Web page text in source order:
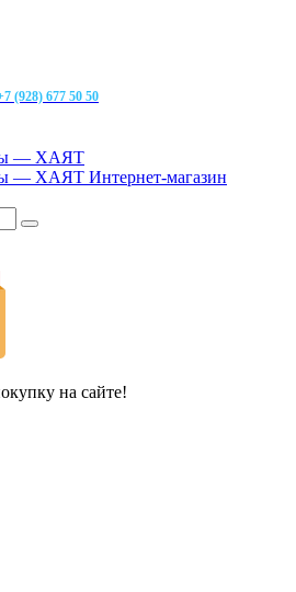
(928) 677 50 50
Интернет-магазин
на сайте!